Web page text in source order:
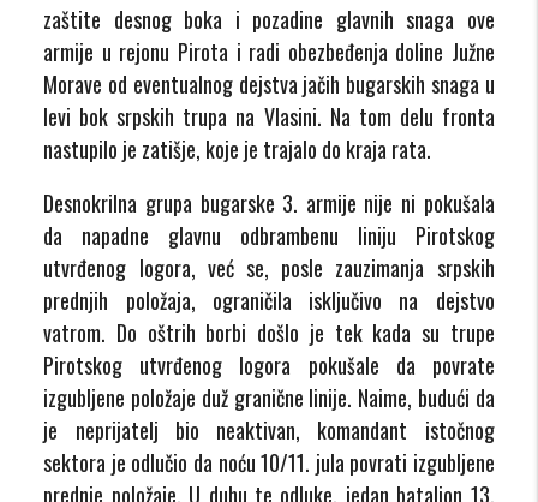
zaštite desnog boka i pozadine glavnih snaga ove
armije u rejonu Pirota i radi obezbeđenja doline Južne
Morave od eventualnog dejstva jačih bugarskih snaga u
levi bok srpskih trupa na Vlasini. Na tom delu fronta
nastupilo je zatišje, koje je trajalo do kraja rata.
Desnokrilna grupa bugarske 3. armije nije ni pokušala
da napadne glavnu odbrambenu liniju Pirotskog
utvrđenog logora, već se, posle zauzimanja srpskih
prednjih položaja, ograničila isključivo na dejstvo
vatrom. Do oštrih borbi došlo je tek kada su trupe
Pirotskog utvrđenog logora pokušale da povrate
izgubljene položaje duž granične linije. Naime, budući da
je neprijatelj bio neaktivan, komandant istočnog
sektora je odlučio da noću 10/11. jula povrati izgubljene
prednje položaje. U duhu te odluke, jedan bataljon 13.